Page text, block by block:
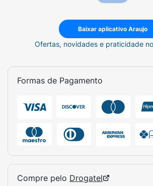
Baixar aplicativo Araujo
Ofertas, novidades e praticidade
Formas de Pagamento
Compre pelo Drogatel